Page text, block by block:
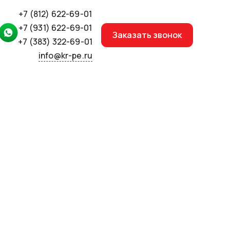
+7 (812) 622-69-01
+7 (931) 622-69-01
+7 (383) 322-69-01
info@kr-pe.ru
Заказать звонок